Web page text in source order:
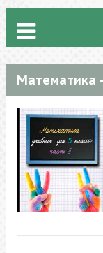
Математика